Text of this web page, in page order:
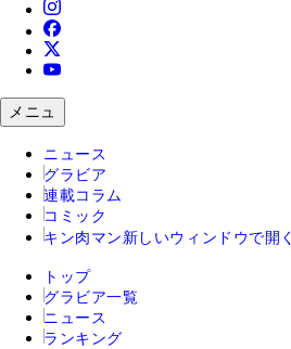
メニュ
ニュース
グラビア
連載コラム
コミック
キン肉マン 新しいウィンドウで開く
トップ
グラビア一覧
ニュース
ランキング